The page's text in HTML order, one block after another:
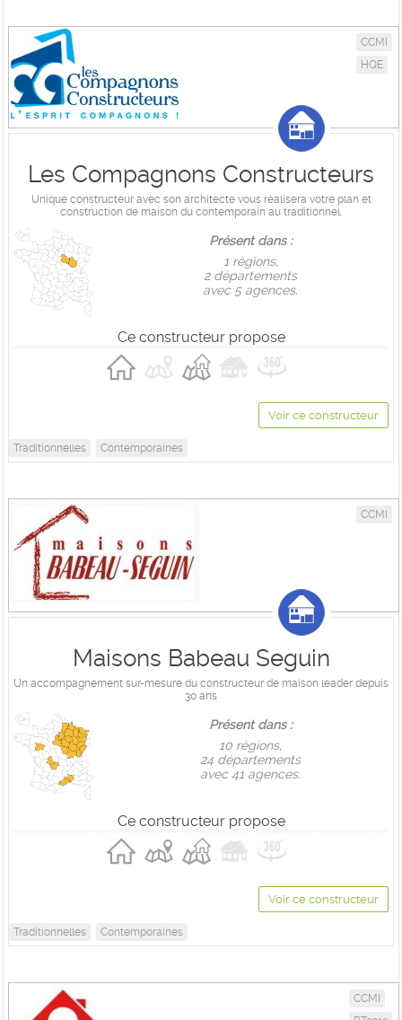
CCMI
HQE
Les Compagnons Constructeurs
Unique constructeur avec son architecte vous réalisera votre plan et
construction de maison du contemporain au traditionnel.
Présent dans :
1 règions,
2 départements
avec 5 agences.
Ce constructeur propose
Voir ce constructeur
Traditionnelles Contemporaines
CCMI
Maisons Babeau Seguin
Un accompagnement sur-mesure du constructeur de maison leader depuis
30 ans
Présent dans :
10 règions,
24 départements
avec 41 agences.
Ce constructeur propose
Voir ce constructeur
Traditionnelles Contemporaines
CCMI